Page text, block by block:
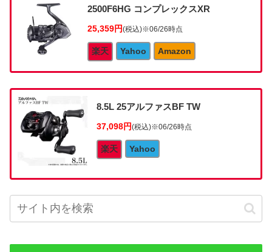
2500F6HG コンプレックスXR
25,359円(税込)※06/26時点
楽天 Yahoo Amazon
8.5L 25アルファスBF TW
37,098円(税込)※06/26時点
楽天 Yahoo